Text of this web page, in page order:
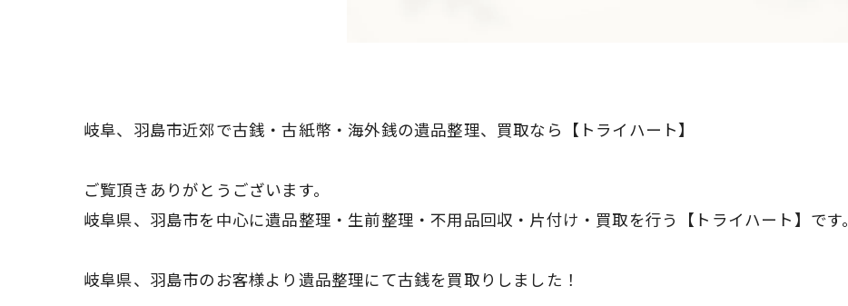
岐阜、羽島市近郊で古銭・古紙幣・海外銭の遺品整理、買取なら【トライハート】
ご覧頂きありがとうございます。
岐阜県、羽島市を中心に遺品整理・生前整理・不用品回収・片付け・買取を行う【トライハート】です。
岐阜県、羽島市のお客様より遺品整理にて古銭を買取りしました！